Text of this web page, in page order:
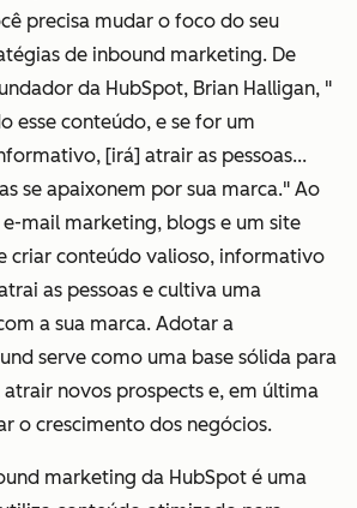
precisa mudar o foco do seu
de inbound marketing. De
da HubSpot, Brian Halligan, "
esse conteúdo, e se for um
[irá] atrair as pessoas...
se apaixonem por sua marca." Ao
e-mail marketing, blogs e um site
criar conteúdo valioso, informativo
as pessoas e cultiva uma
a sua marca. Adotar a
serve como uma base sólida para
novos prospects e, em última
o crescimento dos negócios.
marketing da HubSpot é uma